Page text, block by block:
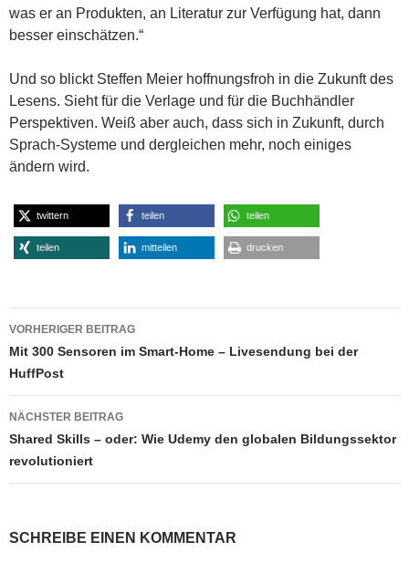
was er an Produkten, an Literatur zur Verfügung hat, dann
besser einschätzen.“
Und so blickt Steffen Meier hoffnungsfroh in die Zukunft des
Lesens. Sieht für die Verlage und für die Buchhändler
Perspektiven. Weiß aber auch, dass sich in Zukunft, durch
Sprach-Systeme und dergleichen mehr, noch einiges
ändern wird.
twittern teilen teilen
teilen mitteilen drucken
Beitragsnavigation
VORHERIGER BEITRAG
Mit 300 Sensoren im Smart-Home – Livesendung bei der
HuffPost
NÄCHSTER BEITRAG
Shared Skills – oder: Wie Udemy den globalen Bildungssektor
revolutioniert
SCHREIBE EINEN KOMMENTAR